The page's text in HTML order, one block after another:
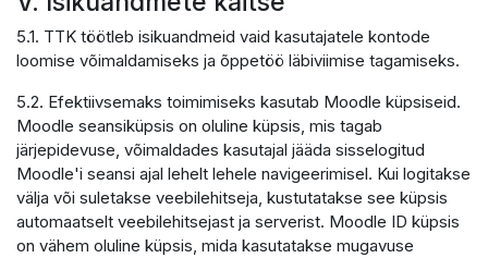
5.1. TTK töötleb isikuandmeid vaid kasutajatele kontode
loomise võimaldamiseks ja õppetöö läbiviimise tagamiseks.
5.2. Efektiivsemaks toimimiseks kasutab Moodle küpsiseid.
Moodle seansiküpsis on oluline küpsis, mis tagab
järjepidevuse, võimaldades kasutajal jääda sisselogitud
Moodle'i seansi ajal lehelt lehele navigeerimisel. Kui logitakse
välja või suletakse veebilehitseja, kustutatakse see küpsis
automaatselt veebilehitsejast ja serverist. Moodle ID küpsis
on vähem oluline küpsis, mida kasutatakse mugavuse